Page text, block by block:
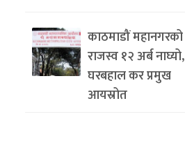
काठमाडौं महानगरको
राजस्व १२ अर्ब नाघ्यो,
घरबहाल कर प्रमुख
आयस्रोत